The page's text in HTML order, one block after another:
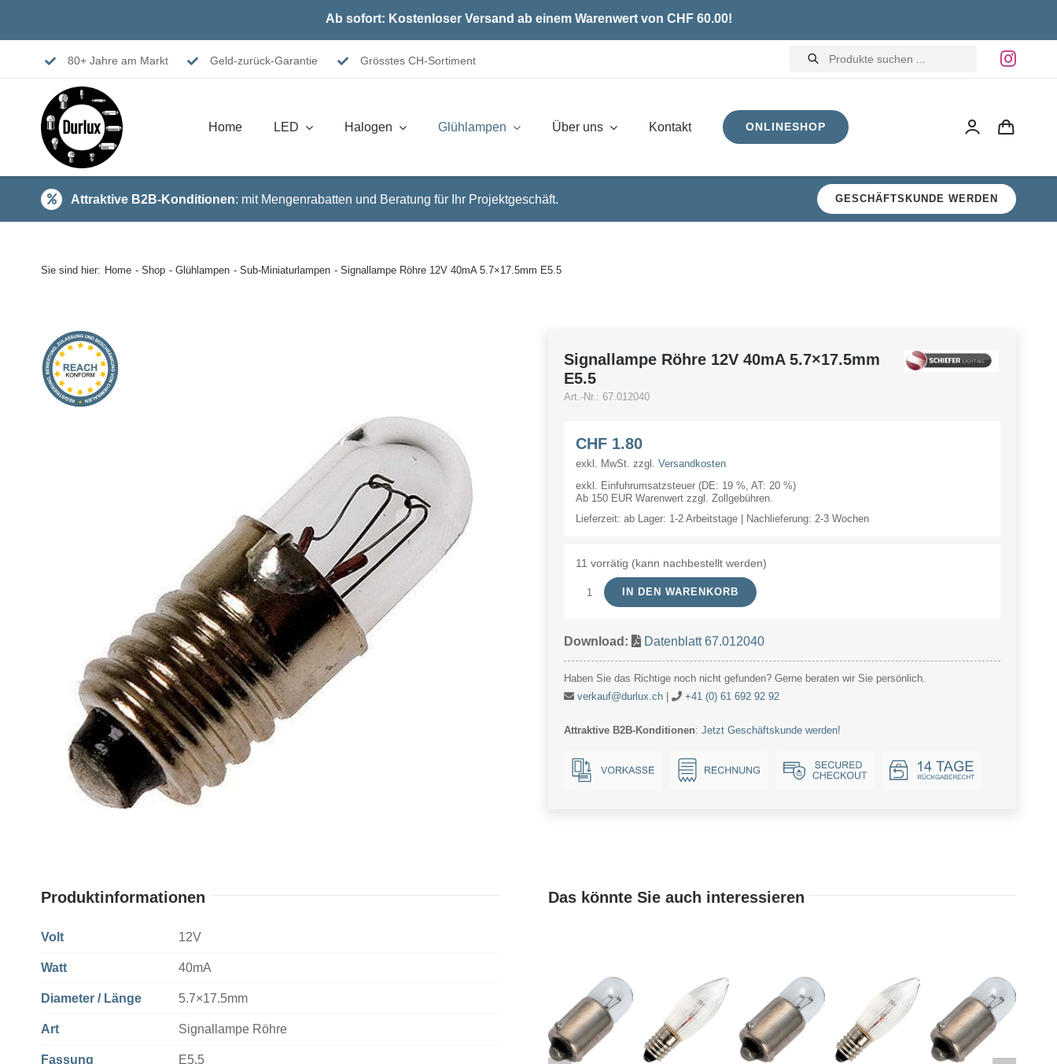
Ab sofort: Kostenloser Versand ab einem Warenwert von CHF 60.00!
80+ Jahre am Markt Geld-zurück-Garantie Grösstes CH-Sortiment
Products
search
Home LED Halogen Glühlampen Über uns Kontakt ONLINESHOP
Attraktive B2B-Konditionen: mit Mengenrabatten und Beratung für Ihr Projektgeschäft. GESCHÄFTSKUNDE WERDEN
Sie sind hier: Home Shop Glühlampen Sub-Miniaturlampen Signallampe Röhre 12V 40mA 5.7×17.5mm E5.5
Signallampe Röhre 12V 40mA 5.7×17.5mm
E5.5
Art.-Nr.: 67.012040
CHF1.80
exkl. MwSt. zzgl. Versandkosten
exkl. Einfuhrumsatzsteuer (DE: 19 %, AT: 20 %)
Ab 150 EUR Warenwert zzgl. Zollgebühren.
Lieferzeit: ab Lager: 1-2 Arbeitstage | Nachlieferung: 2-3 Wochen
11 vorrätig (kann nachbestellt werden)
Signallampe
12V
5.7x17.5mm
Menge
IN DEN WARENKORB
Download: Datenblatt 67.012040
Haben Sie das Richtige noch nicht gefunden? Gerne beraten wir Sie persönlich.
verkauf@durlux.ch| +41 (0) 61 692 92 92
Attraktive B2B-Konditionen: Jetzt Geschäftskunde werden!
Produktinformationen
Volt 12V
Watt 40mA
Diameter / Länge 5.7×17.5mm
Art Signallampe Röhre
Fassung E5.5
Das könnte Sie auch interessieren